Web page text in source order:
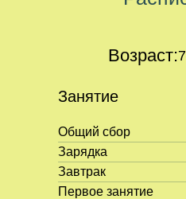
Общий сбор
Зарядка
Завтрак
Первое занятие
Занятие
Возраст:
+7 (968) 380-19-54